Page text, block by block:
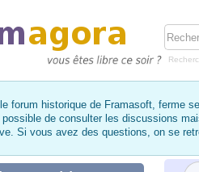
forum historique de Framasoft, ferme
de consulter les discussions
Si vous avez des questions, on se